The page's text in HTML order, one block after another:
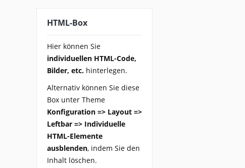
HTML-Box
Hier können Sie
individuellen HTML-Code,
Bilder, etc. hinterlegen.
Alternativ können Sie diese
Box unter Theme
Konfiguration => Layout =>
Leftbar => Individuelle
HTML-Elemente
ausblenden, indem Sie den
Inhalt löschen.